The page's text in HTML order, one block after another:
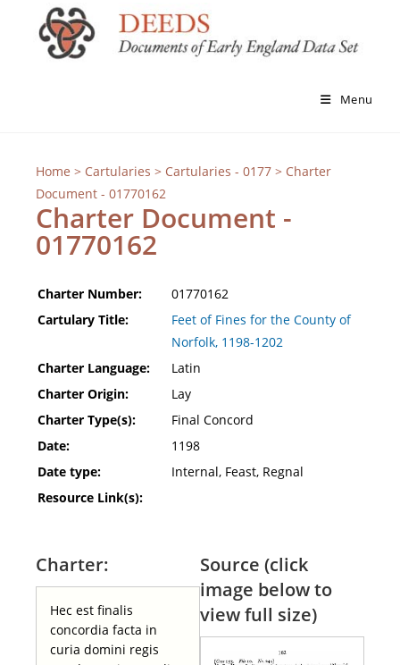
Menu
Home > Cartularies > Cartularies - 0177> Charter
Document - 01770162
Charter Document -
01770162
Charter Number:
01770162
Cartulary Title:
Feet of Fines for the County of
Norfolk, 1198-1202
Charter Language:
Latin
Charter Origin:
Lay
Charter Type(s):
Final Concord
Date:
1198
Date type:
Internal, Feast, Regnal
Resource Link(s):
Charter:
Hec est finalis
concordia facta in
curia domini regis
Source (click
image below to
view full size)